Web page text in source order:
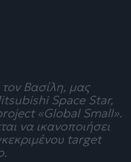
Βασίλη, μας
Space Star,
«Global Small».
να ικανοποιήσει
target